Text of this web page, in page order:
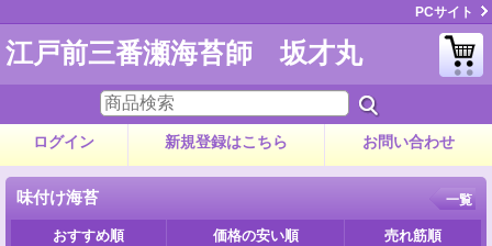
PCサイト
江戸前三番瀬海苔師 坂才丸
ログイン 新規登録はこちら お問い合わせ
味付け海苔 一覧
おすすめ順 価格の安い順 売れ筋順